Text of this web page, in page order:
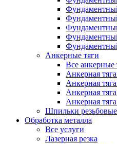
Анкерные тяги
Все анкерные
Анкерная
Анкерная
Анкерная
Анкерная
Шпильки резьбовые
Обработка металла
Все услуги
Лазерная резка